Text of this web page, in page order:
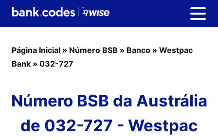
Página Inicial » Número BSB » Banco » Westpac
Bank » 032-727
Número BSB da Austrália
de 032-727 - Westpac